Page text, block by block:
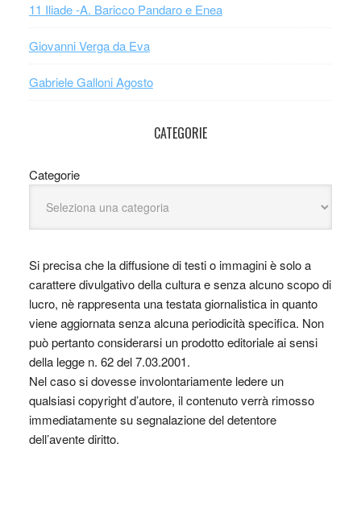
11 Iliade -A. Baricco Pandaro e Enea
Giovanni Verga da Eva
Gabriele Galloni Agosto
CATEGORIE
Categorie
Si precisa che la diffusione di testi o immagini è solo a
carattere divulgativo della cultura e senza alcuno scopo di
lucro, nè rappresenta una testata giornalistica in quanto
viene aggiornata senza alcuna periodicità specifica. Non
può pertanto considerarsi un prodotto editoriale ai sensi
della legge n. 62 del 7.03.2001.
Nel caso si dovesse involontariamente ledere un
qualsiasi copyright d’autore, il contenuto verrà rimosso
immediatamente su segnalazione del detentore
dell’avente diritto.